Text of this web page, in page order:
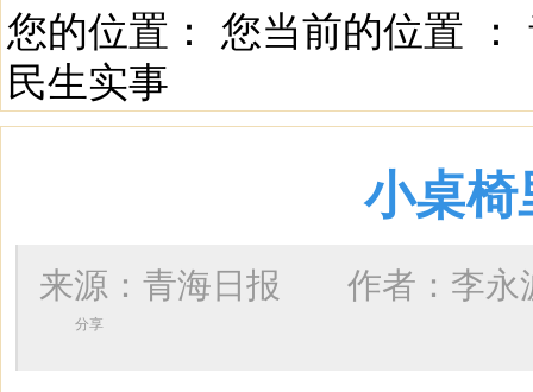
您的位置： 您当前的位置 ：
民生实事
小桌
来源：青海日报 作者： 李
分享